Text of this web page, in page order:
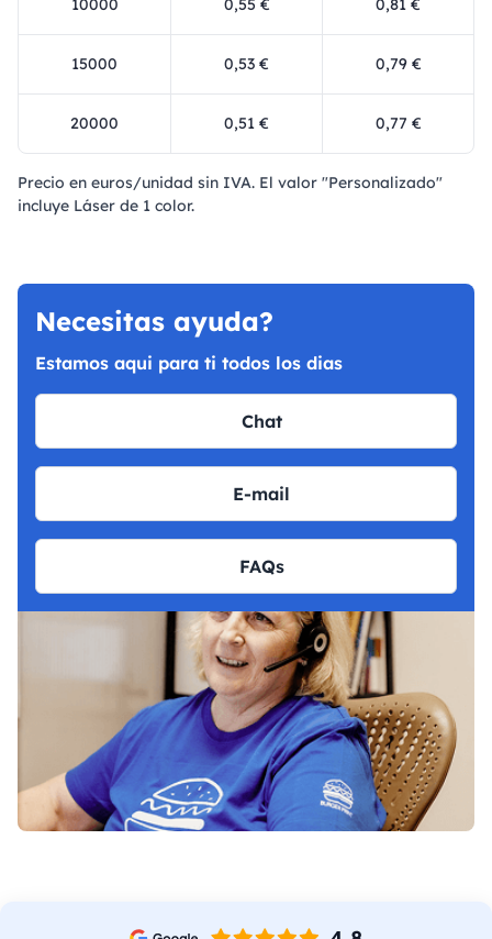
10000 0,55 € 0,81 €
15000 0,53 € 0,79 €
20000 0,51 € 0,77 €
Precio en euros/unidad sin IVA. El valor "Personalizado"
incluye Láser de 1 color.
Necesitas ayuda?
Estamos aqui para ti todos los dias
Chat
E-mail
FAQs